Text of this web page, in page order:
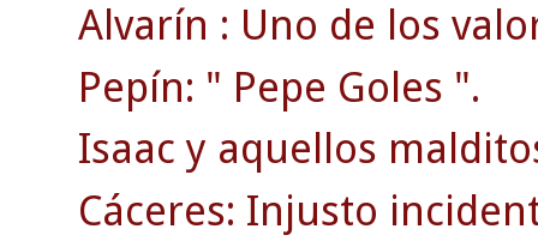
Alvarín : Uno de los
Pepín: " Pepe Goles ".
Isaac y aquellos
Cáceres: Injusto